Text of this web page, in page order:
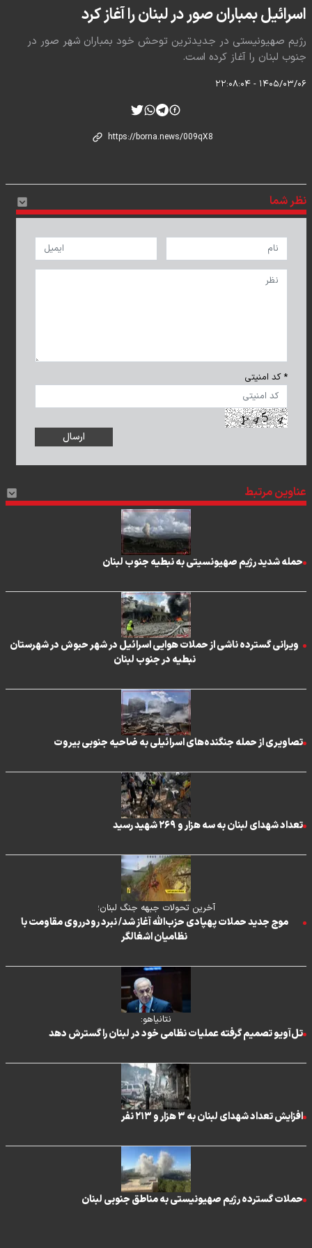
اسرائیل بمباران صور در لبنان را آغاز کرد
رژیم صهیونیستی در جدیدترین توحش خود بمباران شهر صور در
جنوب لبنان را آغاز کرده است.
۱۴۰۵/۰۳/۰۶ - ۲۲:۰۸:۰۴
نظر شما
* کد امنیتی
عناوین مرتبط
حمله شدید رژیم صهیونسیتی به نبطیه جنوب لبنان
ویرانی گسترده ناشی از حملات هوایی اسرائیل در شهر حبوش در شهرستان
نبطیه در جنوب لبنان
تصاویری از حمله جنگنده‌های اسرائیلی به ضاحیه جنوبی بیروت
تعداد شهدای لبنان به سه هزار و ۲۶۹ شهید رسید
آخرین تحولات جبهه جنگ لبنان؛
موج جدید حملات پهپادی حزب‌الله آغاز شد/ نبرد رودرروی مقاومت با
نظامیان اشغالگر
نتانیاهو:
تل‌آویو تصمیم گرفته عملیات نظامی خود در لبنان را گسترش دهد
افزایش تعداد شهدای لبنان به ۳ هزار و ۲۱۳ نفر
حملات گسترده رژیم صهیونیستی به مناطق جنوبی لبنان